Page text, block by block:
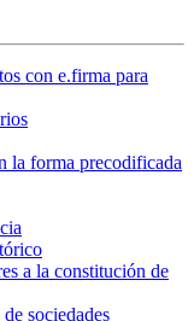
con e.firma para
la forma precodificada
a la constitución de
sociedades